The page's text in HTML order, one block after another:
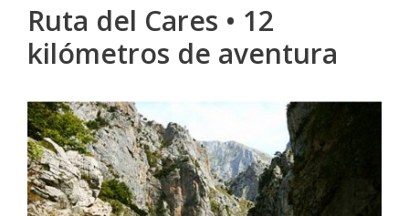
Ruta del Cares • 12
kilómetros de aventura